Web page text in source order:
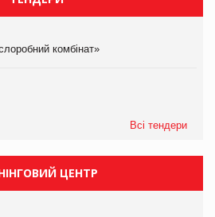
комбінат»
Всі тендери
ЦЕНТР